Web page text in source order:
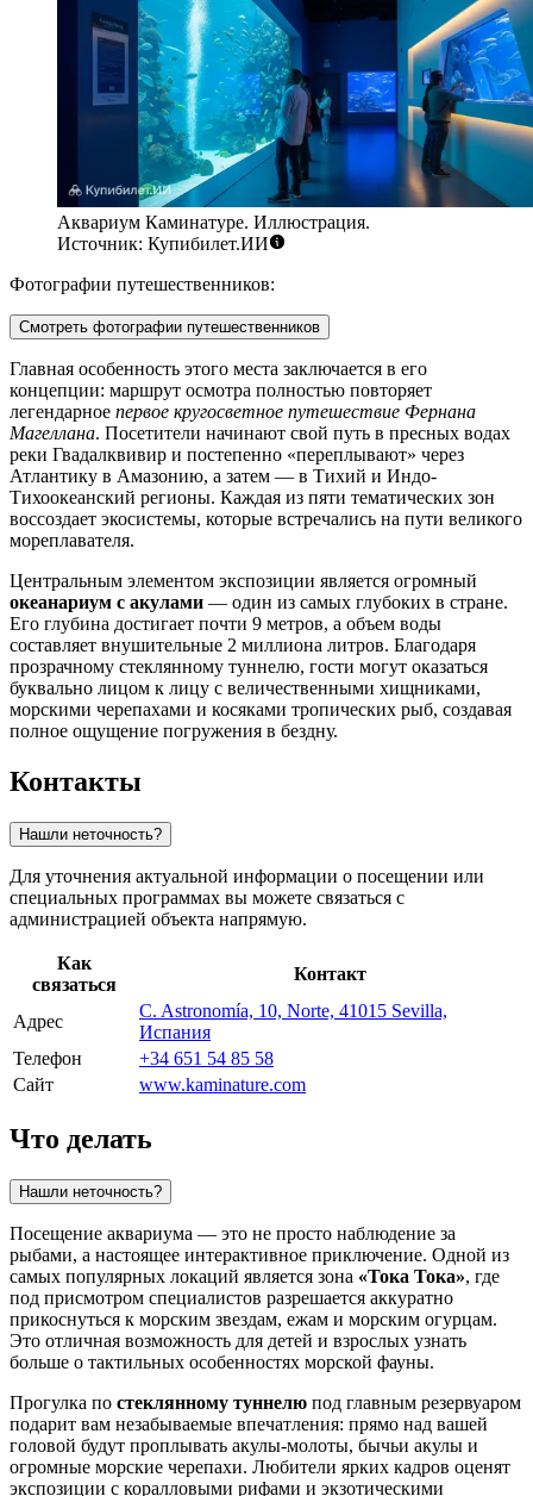
Аквариум Каминатуре. Иллюстрация.
Источник: Купибилет.ИИ
Фотографии путешественников:
Смотреть фотографии путешественников
Главная особенность этого места заключается в его
концепции: маршрут осмотра полностью повторяет
легендарное первое кругосветное путешествие Фернана
Магеллана. Посетители начинают свой путь в пресных водах
реки Гвадалквивир и постепенно «переплывают» через
Атлантику в Амазонию, а затем — в Тихий и Индо-
Тихоокеанский регионы. Каждая из пяти тематических зон
воссоздает экосистемы, которые встречались на пути великого
мореплавателя.
Центральным элементом экспозиции является огромный
океанариум с акулами — один из самых глубоких в стране.
Его глубина достигает почти 9 метров, а объем воды
составляет внушительные 2 миллиона литров. Благодаря
прозрачному стеклянному туннелю, гости могут оказаться
буквально лицом к лицу с величественными хищниками,
морскими черепахами и косяками тропических рыб, создавая
полное ощущение погружения в бездну.
Контакты
Нашли неточность?
Для уточнения актуальной информации о посещении или
специальных программах вы можете связаться с
администрацией объекта напрямую.
Как
связаться
Контакт
Адрес
C. Astronomía, 10, Norte, 41015 Sevilla,
Испания
Телефон
+34 651 54 85 58
Сайт
www.kaminature.com
Что делать
Нашли неточность?
Посещение аквариума — это не просто наблюдение за
рыбами, а настоящее интерактивное приключение. Одной из
самых популярных локаций является зона «Тока Тока», где
под присмотром специалистов разрешается аккуратно
прикоснуться к морским звездам, ежам и морским огурцам.
Это отличная возможность для детей и взрослых узнать
больше о тактильных особенностях морской фауны.
Прогулка по стеклянному туннелю под главным резервуаром
подарит вам незабываемые впечатления: прямо над вашей
головой будут проплывать акулы-молоты, бычьи акулы и
огромные морские черепахи. Любители ярких кадров оценят
экспозиции с коралловыми рифами и экзотическими